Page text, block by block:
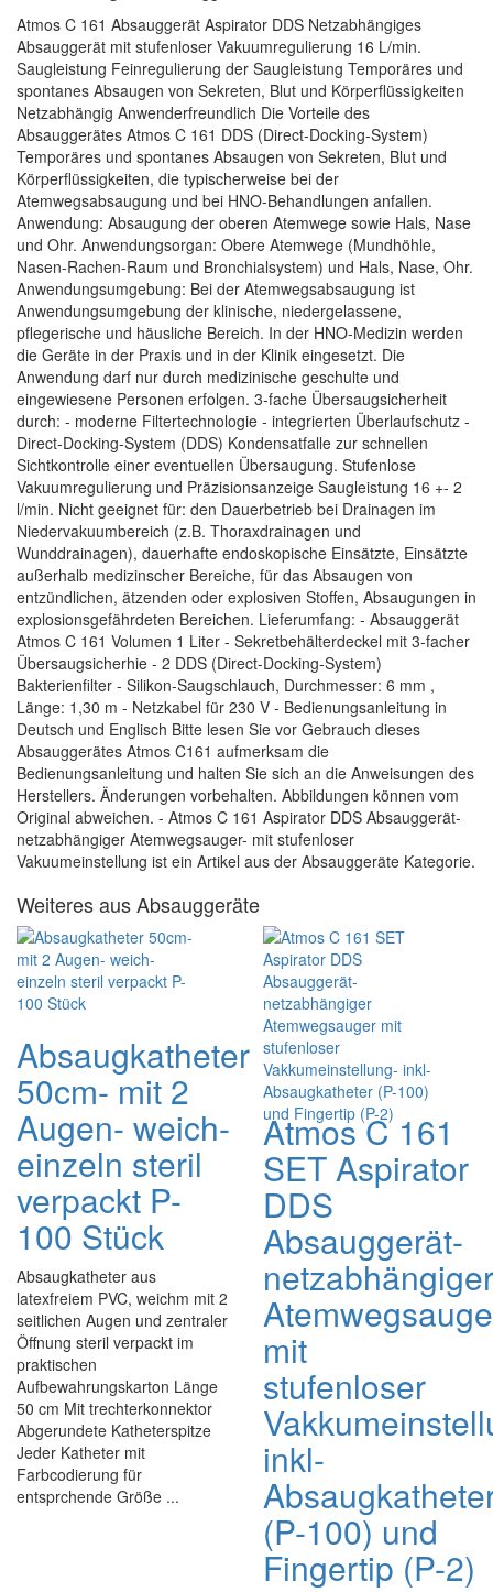
Atmos C 161 Absauggerät Aspirator DDS Netzabhängiges
Absauggerät mit stufenloser Vakuumregulierung 16 L/min.
Saugleistung Feinregulierung der Saugleistung Temporäres und
spontanes Absaugen von Sekreten, Blut und Körperflüssigkeiten
Netzabhängig Anwenderfreundlich Die Vorteile des
Absauggerätes Atmos C 161 DDS (Direct-Docking-System)
Temporäres und spontanes Absaugen von Sekreten, Blut und
Körperflüssigkeiten, die typischerweise bei der
Atemwegsabsaugung und bei HNO-Behandlungen anfallen.
Anwendung: Absaugung der oberen Atemwege sowie Hals, Nase
und Ohr. Anwendungsorgan: Obere Atemwege (Mundhöhle,
Nasen-Rachen-Raum und Bronchialsystem) und Hals, Nase, Ohr.
Anwendungsumgebung: Bei der Atemwegsabsaugung ist
Anwendungsumgebung der klinische, niedergelassene,
pflegerische und häusliche Bereich. In der HNO-Medizin werden
die Geräte in der Praxis und in der Klinik eingesetzt. Die
Anwendung darf nur durch medizinische geschulte und
eingewiesene Personen erfolgen. 3-fache Übersaugsicherheit
durch: - moderne Filtertechnologie - integrierten Überlaufschutz -
Direct-Docking-System (DDS) Kondensatfalle zur schnellen
Sichtkontrolle einer eventuellen Übersaugung. Stufenlose
Vakuumregulierung und Präzisionsanzeige Saugleistung 16 +- 2
l/min. Nicht geeignet für: den Dauerbetrieb bei Drainagen im
Niedervakuumbereich (z.B. Thoraxdrainagen und
Wunddrainagen), dauerhafte endoskopische Einsätzte, Einsätzte
außerhalb medizinscher Bereiche, für das Absaugen von
entzündlichen, ätzenden oder explosiven Stoffen, Absaugungen in
explosionsgefährdeten Bereichen. Lieferumfang: - Absauggerät
Atmos C 161 Volumen 1 Liter - Sekretbehälterdeckel mit 3-facher
Übersaugsicherhie - 2 DDS (Direct-Docking-System)
Bakterienfilter - Silikon-Saugschlauch, Durchmesser: 6 mm ,
Länge: 1,30 m - Netzkabel für 230 V - Bedienungsanleitung in
Deutsch und Englisch Bitte lesen Sie vor Gebrauch dieses
Absauggerätes Atmos C161 aufmerksam die
Bedienungsanleitung und halten Sie sich an die Anweisungen des
Herstellers. Änderungen vorbehalten. Abbildungen können vom
Original abweichen. - Atmos C 161 Aspirator DDS Absauggerät-
netzabhängiger Atemwegsauger- mit stufenloser
Vakuumeinstellung ist ein Artikel aus der Absauggeräte Kategorie.
Weiteres aus Absauggeräte
Absaugkatheter
50cm- mit 2
Augen- weich-
einzeln steril
verpackt P-
100 Stück
Absaugkatheter aus
latexfreiem PVC, weichm mit 2
seitlichen Augen und zentraler
Öffnung steril verpackt im
praktischen
Aufbewahrungskarton Länge
50 cm Mit trechterkonnektor
Abgerundete Katheterspitze
Jeder Katheter mit
Farbcodierung für
entsprchende Größe ...
Atmos C 161
SET Aspirator
DDS
Absauggerät-
netzabhängiger
mit
stufenloser
inkl-
(P-100) und
Fingertip (P-2)